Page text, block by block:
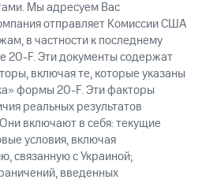
Мы адресуем Вас
отправляет Комиссии США
в частности к последнему
20-F. Эти документы содержат
включая те, которые указаны
формы 20-F. Эти факторы
реальных результатов
включают в себя: текущие
условия, включая
связанную с Украиной;
введенных